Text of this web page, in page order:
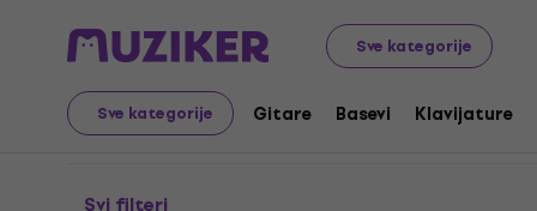
Sve kategorije
Sve kategorije Gitare Basevi Klavijature
Muzički instrumenti Bubnjevi Oprema za električne
Stalci za bongose
Svi filteri